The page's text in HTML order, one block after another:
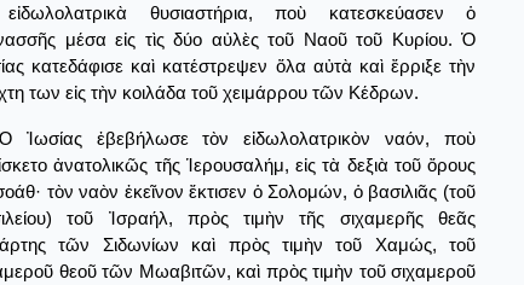
θυσιαστήρια, ποὺ κατεσκεύασεν ὁ
μέσα εἰς τὶς δύο αὐλὲς τοῦ Ναοῦ τοῦ Κυρίου. Ὁ
κατεδάφισε καὶ κατέστρεψεν ὅλα αὐτὰ καὶ ἔρριξε τὴν
των εἰς τὴν κοιλάδα τοῦ χειμάρρου τῶν Κέδρων.
Ἰωσίας ἐβεβήλωσε τὸν εἰδωλολατρικὸν ναόν, ποὺ
ἀνατολικῶς τῆς Ἱερουσαλήμ, εἰς τὰ δεξιὰ τοῦ ὄρους
τὸν ναὸν ἐκεῖνον ἔκτισεν ὁ Σολομών, ὁ βασιλιᾶς (τοῦ
τοῦ Ἰσραήλ, πρὸς τιμὴν τῆς σιχαμερῆς θεᾶς
τῶν Σιδωνίων καὶ πρὸς τιμὴν τοῦ Χαμώς, τοῦ
θεοῦ τῶν Μωαβιτῶν, καὶ πρὸς τιμὴν τοῦ σιχαμεροῦ